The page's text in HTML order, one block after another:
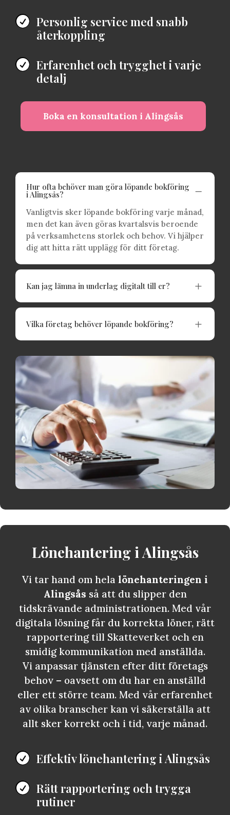
 Personlig service med snabb
återkoppling
 Erfarenhet och trygghet i varje
detalj
Boka en konsultation i Alingsås
Hur ofta behöver man göra löpande bokföring
i Alingsås? K
Vanligtvis sker löpande bokföring varje månad,
men det kan även göras kvartalsvis beroende
på verksamhetens storlek och behov. Vi hjälper
dig att hitta rätt upplägg för ditt företag.
Kan jag lämna in underlag digitalt till er? L
Vilka företag behöver löpande bokföring? L
Lönehantering iAlingsås
Vi tar hand om hela lönehanteringen i
Alingsås så att du slipper den
tidskrävande administrationen. Med vår
digitala lösning får du korrekta löner, rätt
rapportering till Skatteverket och en
smidig kommunikation med anställda.
Vi anpassar tjänsten efter ditt företags
behov – oavsett om du har en anställd
eller ett större team. Med vår erfarenhet
av olika branscher kan vi säkerställa att
allt sker korrekt och i tid, varje månad.
 Effektiv lönehantering i Alingsås
 Rätt rapportering och trygga
rutiner